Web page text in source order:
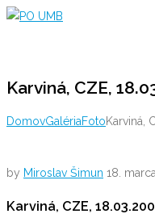
Skip
Karviná, CZE,
DomovGalériaFotoKarviná,
by Miroslav Šimun 18.
Karviná, CZE,